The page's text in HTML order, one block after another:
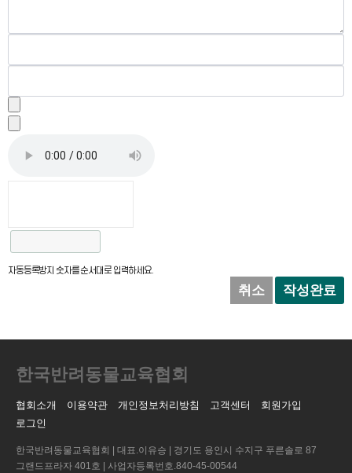
자동등록방지 숫자를 순서대로 입력하세요.
취소 작성완료
한국반려동물교육협회
협회소개 이용약관 개인정보처리방침 고객센터
회원가입
로그인
한국반려동물교육협회 | 대표.이유승 | 경기도 용인시 수지구 푸른솔로 87
그랜드프라자 401호 | 사업자등록번호.840-45-00544